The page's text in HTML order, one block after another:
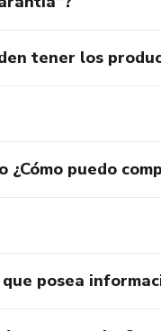
tener los
puedo
posea